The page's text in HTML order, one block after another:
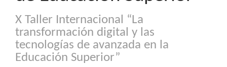
X Taller Internacional “La
transformación digital y las
tecnologías de avanzada en la
Educación Superior”